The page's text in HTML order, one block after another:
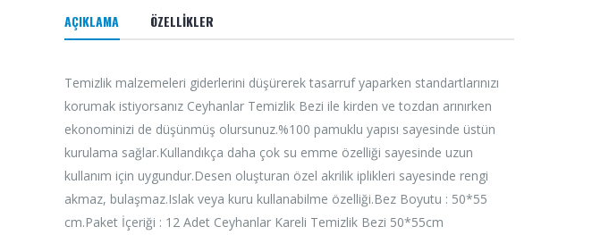
AÇIKLAMA ÖZELLİKLER
Temizlik malzemeleri giderlerini düşürerek tasarruf yaparken standartlarınızı
korumak istiyorsanız Ceyhanlar Temizlik Bezi ile kirden ve tozdan arınırken
ekonominizi de düşünmüş olursunuz.%100 pamuklu yapısı sayesinde üstün
kurulama sağlar.Kullandıkça daha çok su emme özelliği sayesinde uzun
kullanım için uygundur.Desen oluşturan özel akrilik iplikleri sayesinde rengi
akmaz, bulaşmaz.Islak veya kuru kullanabilme özelliği.Bez Boyutu : 50*55
cm.Paket İçeriği : 12 Adet Ceyhanlar Kareli Temizlik Bezi 50*55cm